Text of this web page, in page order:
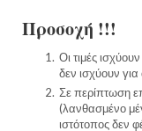
Προσοχή !!!
Οι τιμές
δεν ισχύουν για
Σε περίπτωση
(λανθασμένο
ιστότοπος δεν